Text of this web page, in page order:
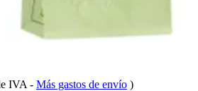
IVA - Más gastos de envío )